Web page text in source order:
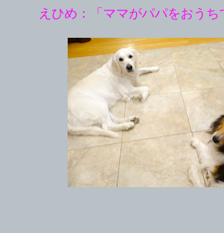
えひめ：「ママがパパをおうち